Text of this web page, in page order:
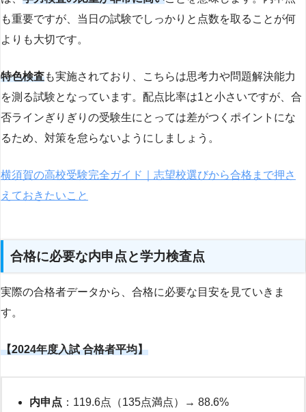
も重要ですが、当日の試験でしっかりと点数を取ることが何
よりも大切です。
特色検査も実施されており、こちらは思考力や問題解決能力
を測る試験となっています。配点比率は1と小さいですが、合
否ラインぎりぎりの受験生にとっては差がつくポイントにな
るため、対策を怠らないようにしましょう。
横須賀の高校受験完全ガイド｜志望校選びから合格まで押さ
えておきたいこと
合格に必要な内申点と学力検査点
実際の合格者データから、合格に必要な目安を見ていきま
す。
【2024年度入試 合格者平均】
内申点 ：119.6点（135点満点）→ 88.6%